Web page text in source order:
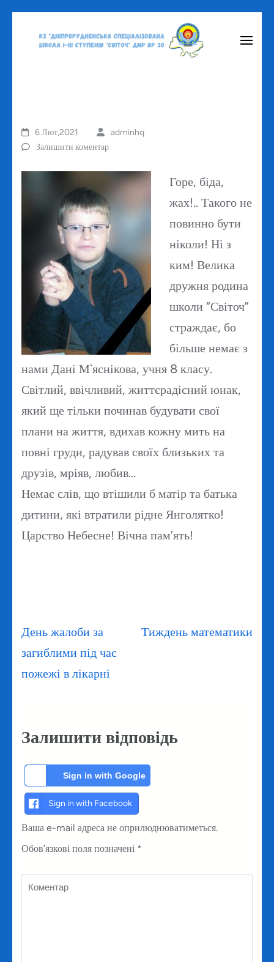
6 Лют,2021
adminhq
Залишити коментар
Горе, біда,
жах!.. Такого не
повинно бути
ніколи! Ні з
ким! Велика
дружня родина
школи “Світоч”
страждає, бо
більше немає з
нами Дані М`яснікова, учня 8 класу.
Світлий, ввічливий, життєрадісний юнак,
який ще тільки починав будувати свої
плани на життя, вдихав кожну мить на
повні груди, радував своїх близьких та
друзів, мріяв, любив…
Немає слів, що втішили б матір та батька
дитини, які втратили рідне Янголятко!
Царство Небесне! Вічна пам’ять!
Навігація
записів
День жалоби за
загиблими під час
пожежі в лікарні
Тиждень математики
Залишити відповідь
Sign in with Google
Sign in with Facebook
Ваша e-mail адреса не оприлюднюватиметься.
Обов’язкові поля позначені *
Коментар